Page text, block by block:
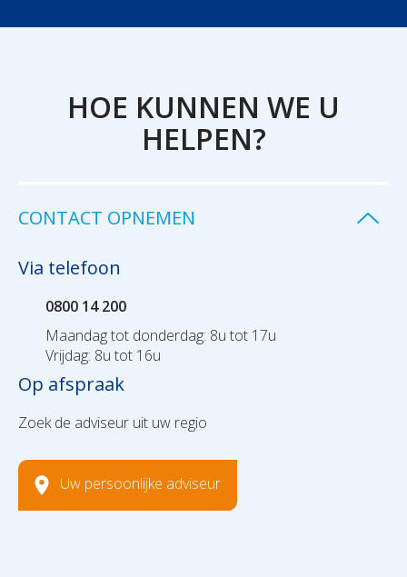
HOE KUNNEN WE U
HELPEN?
CONTACT OPNEMEN
Via telefoon
0800 14 200
Maandag tot donderdag: 8u tot 17u
Vrijdag: 8u tot 16u
Op afspraak
Zoek de adviseur uit uw regio
Uw persoonlijke adviseur